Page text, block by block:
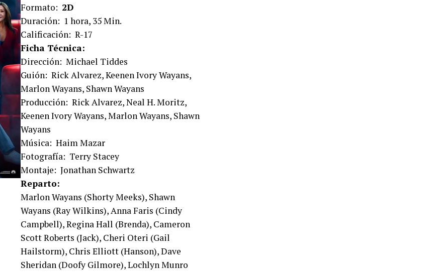
Formato: 2D
Duración: 1 hora, 35 Min.
Calificación: R-17
Ficha Técnica:
Dirección: Michael Tiddes
Guión: Rick Alvarez, Keenen Ivory Wayans,
Marlon Wayans, Shawn Wayans
Producción: Rick Alvarez, Neal H. Moritz,
Keenen Ivory Wayans, Marlon Wayans, Shawn
Wayans
Música: Haim Mazar
Fotografía: Terry Stacey
Montaje: Jonathan Schwartz
Reparto:
Marlon Wayans (Shorty Meeks), Shawn
Wayans (Ray Wilkins), Anna Faris (Cindy
Campbell), Regina Hall (Brenda), Cameron
Scott Roberts (Jack), Cheri Oteri (Gail
Hailstorm), Chris Elliott (Hanson), Dave
Sheridan (Doofy Gilmore), Lochlyn Munro